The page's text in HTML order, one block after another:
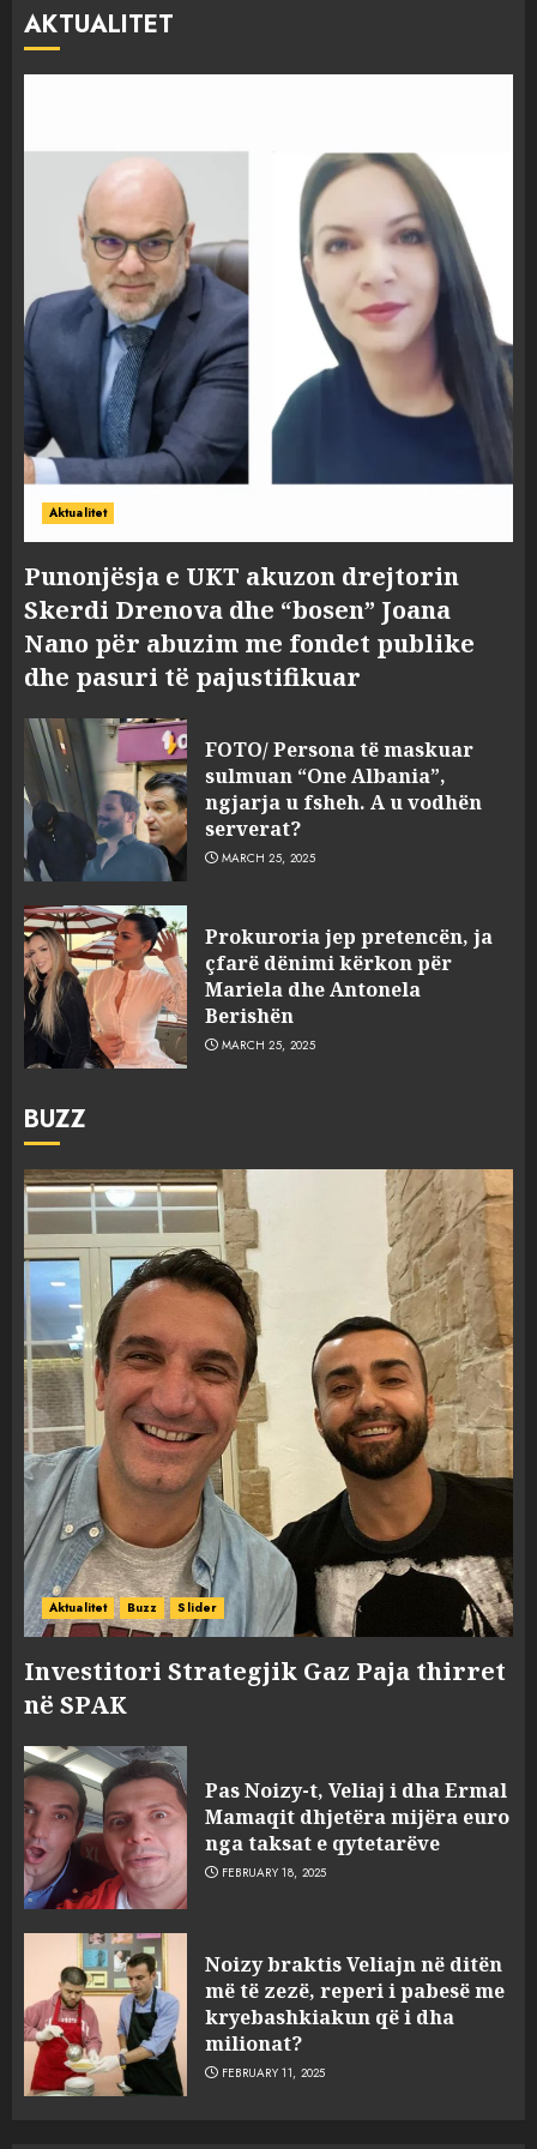
AKTUALITET
Aktualitet
Punonjësja e UKT akuzon drejtorin
Skerdi Drenova dhe “bosen” Joana
Nano për abuzim me fondet publike
dhe pasuri të pajustifikuar
FOTO/ Persona të maskuar
sulmuan “One Albania”,
ngjarja u fsheh. A u vodhën
serverat?
MARCH 25, 2025
Prokuroria jep pretencën, ja
çfarë dënimi kërkon për
Mariela dhe Antonela
Berishën
MARCH 25, 2025
BUZZ
Aktualitet Buzz Slider
Investitori Strategjik Gaz Paja thirret
në SPAK
Pas Noizy-t, Veliaj i dha Ermal
Mamaqit dhjetëra mijëra euro
nga taksat e qytetarëve
FEBRUARY 18, 2025
Noizy braktis Veliajn në ditën
më të zezë, reperi i pabesë me
kryebashkiakun që i dha
milionat?
FEBRUARY 11, 2025